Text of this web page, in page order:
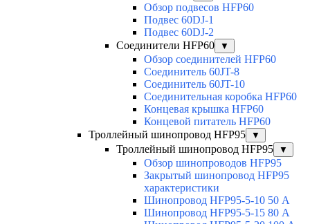
Обзор подвесов HFP60
Подвес 60DJ-1
Подвес 60DJ-2
Соединители HFP60
▼
Обзор соединителей HFP60
Соединитель 60JT-8
Соединитель 60JT-10
Соединительная коробка HFP60
Концевая крышка HFP60
Концевой питатель HFP60
Троллейный шинопровод HFP95
▼
Троллейный шинопровод HFP95 ▼
Обзор шинопроводов HFP95
Закрытый шинопровод HFP95
характеристики
Шинопровод HFP95-5-10 50 А
Шинопровод HFP95-5-15 80 А